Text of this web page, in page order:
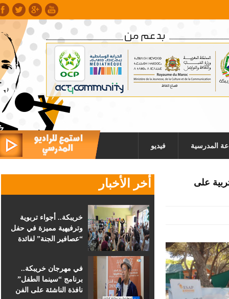
المدرسية فيديو
أخر الأخبار
خريبكة.. أجواء تربوية
وترفيهية مميزة في حفل
“عصافير الجنة” لفائدة
في مهرجان خريبكة..
برنامج “سينما الطفل”
نافذة الناشئة على الفن
على